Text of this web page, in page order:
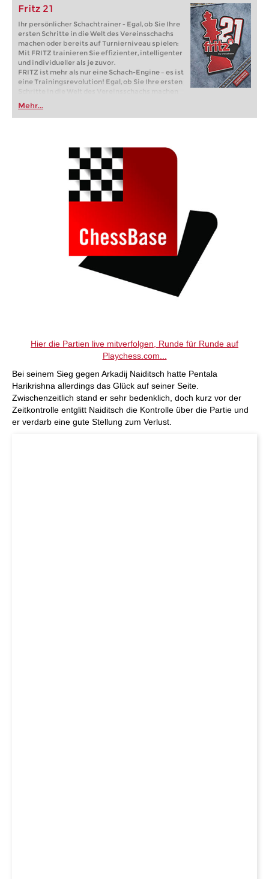
Fritz 21
Ihr persönlicher Schachtrainer - Egal, ob Sie Ihre
ersten Schritte in die Welt des Vereinsschachs
machen oder bereits auf Turnierniveau spielen:
Mit FRITZ trainieren Sie effizienter, intelligenter
und individueller als je zuvor.
FRITZ ist mehr als nur eine Schach-Engine – es ist
eine Trainingsrevolution! Egal, ob Sie Ihre ersten
Schritte in die Welt des Vereinsschachs machen
oder bereits auf Turnierniveau spielen: Mit
FRITZ trainieren Sie effizienter, intelligenter und
individueller als je zuvor.
Mehr...
Hier die Partien live mitverfolgen, Runde für Runde auf
Playchess.com...
Bei seinem Sieg gegen Arkadij Naiditsch hatte Pentala
Harikrishna allerdings das Glück auf seiner Seite.
Zwischenzeitlich stand er sehr bedenklich, doch kurz vor der
Zeitkontrolle entglitt Naiditsch die Kontrolle über die Partie und
er verdarb eine gute Stellung zum Verlust.